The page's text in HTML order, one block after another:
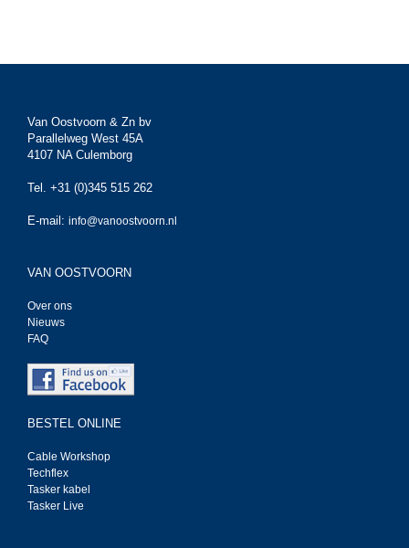
Van Oostvoorn & Zn bv
Parallelweg West 45A
4107 NA Culemborg
Tel. +31 (0)345 515 262
E-mail: info@vanoostvoorn.nl
VAN OOSTVOORN
Over ons
Nieuws
FAQ
BESTEL ONLINE
Cable Workshop
Techflex
Tasker kabel
Tasker Live